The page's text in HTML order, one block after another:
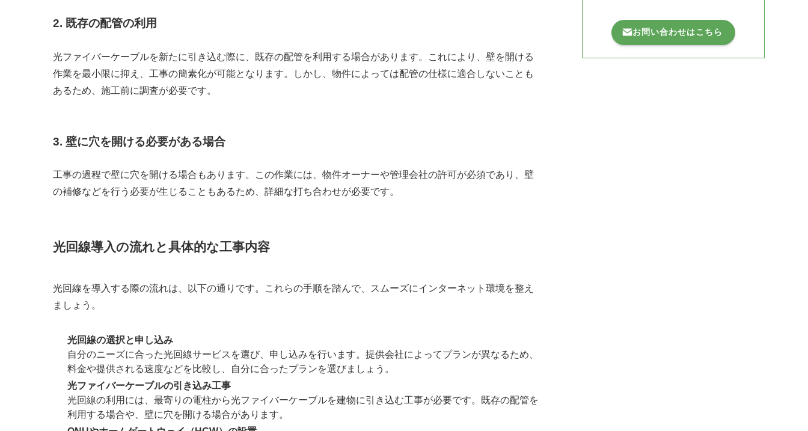
2. 既存の配管の利用
光ファイバーケーブルを新たに引き込む際に、既存の配管を利用する場合があります。これにより、壁を開ける
作業を最小限に抑え、工事の簡素化が可能となります。しかし、物件によっては配管の仕様に適合しないことも
あるため、施工前に調査が必要です。
3. 壁に穴を開ける必要がある場合
工事の過程で壁に穴を開ける場合もあります。この作業には、物件オーナーや管理会社の許可が必須であり、壁
の補修などを行う必要が生じることもあるため、詳細な打ち合わせが必要です。
光回線導入の流れと具体的な工事内容
光回線を導入する際の流れは、以下の通りです。これらの手順を踏んで、スムーズにインターネット環境を整え
ましょう。
光回線の選択と申し込み
自分のニーズに合った光回線サービスを選び、申し込みを行います。提供会社によってプランが異なるため、
料金や提供される速度などを比較し、自分に合ったプランを選びましょう。
光ファイバーケーブルの引き込み工事
光回線の利用には、最寄りの電柱から光ファイバーケーブルを建物に引き込む工事が必要です。既存の配管を
利用する場合や、壁に穴を開ける場合があります。
お問い合わせはこちら